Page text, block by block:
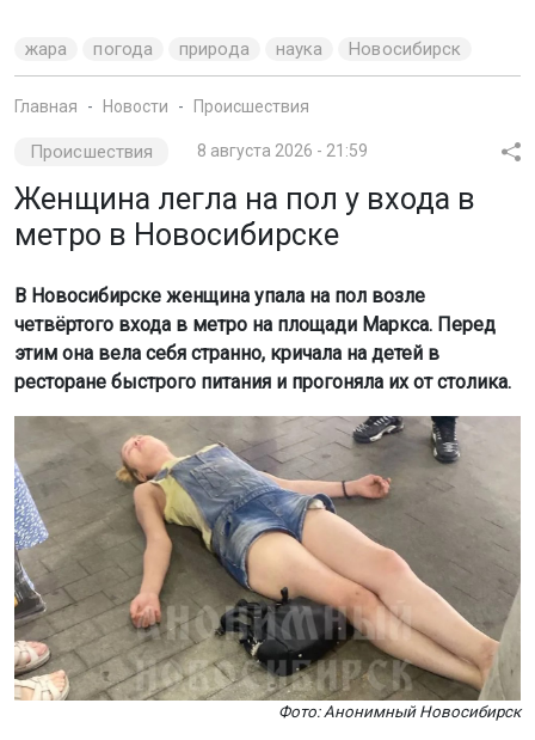
жара погода природа наука Новосибирск
Главная Новости Происшествия
Происшествия 8 августа 2026 - 21:59
Женщина легла на пол у входа в
метро в Новосибирске
В Новосибирске женщина упала на пол возле
четвёртого входа в метро на площади Маркса. Перед
этим она вела себя странно, кричала на детей в
ресторане быстрого питания и прогоняла их от столика.
Фото: Анонимный Новосибирск